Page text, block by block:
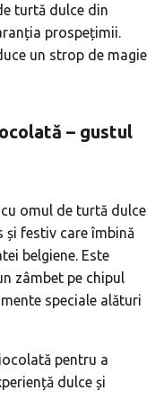
turtă dulce din
prospețimii.
un strop de magie
– gustul
omul de turtă dulce
și festiv care îmbină
belgiene. Este
zâmbet pe chipul
speciale alături
pentru a
dulce și